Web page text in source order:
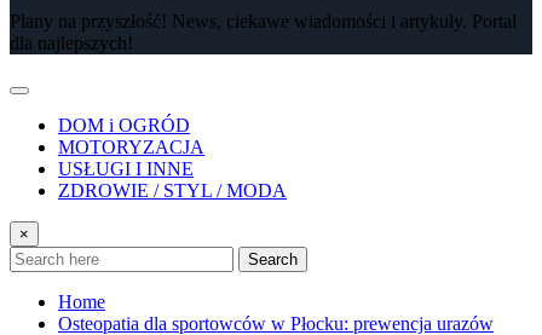
Plany na przyszłość! News, ciekawe wiadomości i artykuły. Portal
dla najlepszych!
DOM i OGRÓD
MOTORYZACJA
USŁUGI I INNE
ZDROWIE / STYL / MODA
×
Search
Home
Osteopatia dla sportowców w Płocku: prewencja urazów